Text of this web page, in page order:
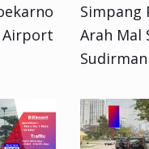
Airport
Simpang
Arah Mal
Sudirman